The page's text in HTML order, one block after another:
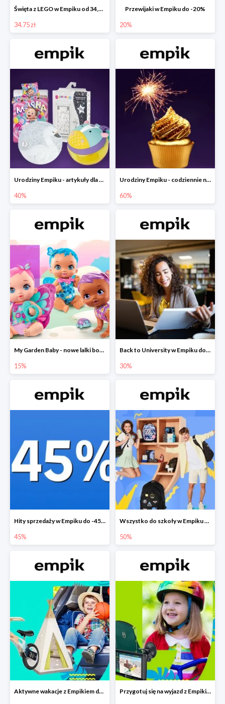
Święta z LEGO w Empiku od 34,75 zł
34.75 zł
Przewijaki w Empiku do -20%
20%
Urodziny Empiku - artykuły dla mamy i dziecka do -40%
40%
Urodziny Empiku - codziennie nowe okazje nawet do -60%
60%
My Garden Baby - nowe lalki bobaski w Empiku do -15%
15%
Back to University w Empiku do -30%
30%
Hity sprzedaży w Empiku do -45%
45%
Wszystko do szkoły w Empiku do -50%
50%
Aktywne wakacje z Empikiem do -50% Przygotuj się na wyjazd z Empikiem - rabaty do -50%